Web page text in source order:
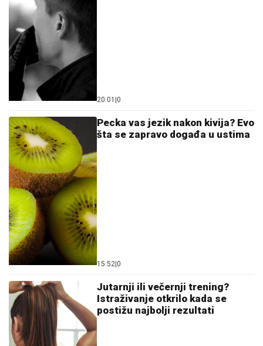
20:01 0
Pecka vas jezik nakon kivija? Evo
šta se zapravo događa u ustima
15:52 0
Jutarnji ili večernji trening?
Istraživanje otkrilo kada se
postižu najbolji rezultati